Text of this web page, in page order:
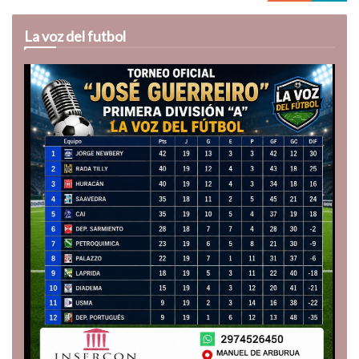
La voz del futbol